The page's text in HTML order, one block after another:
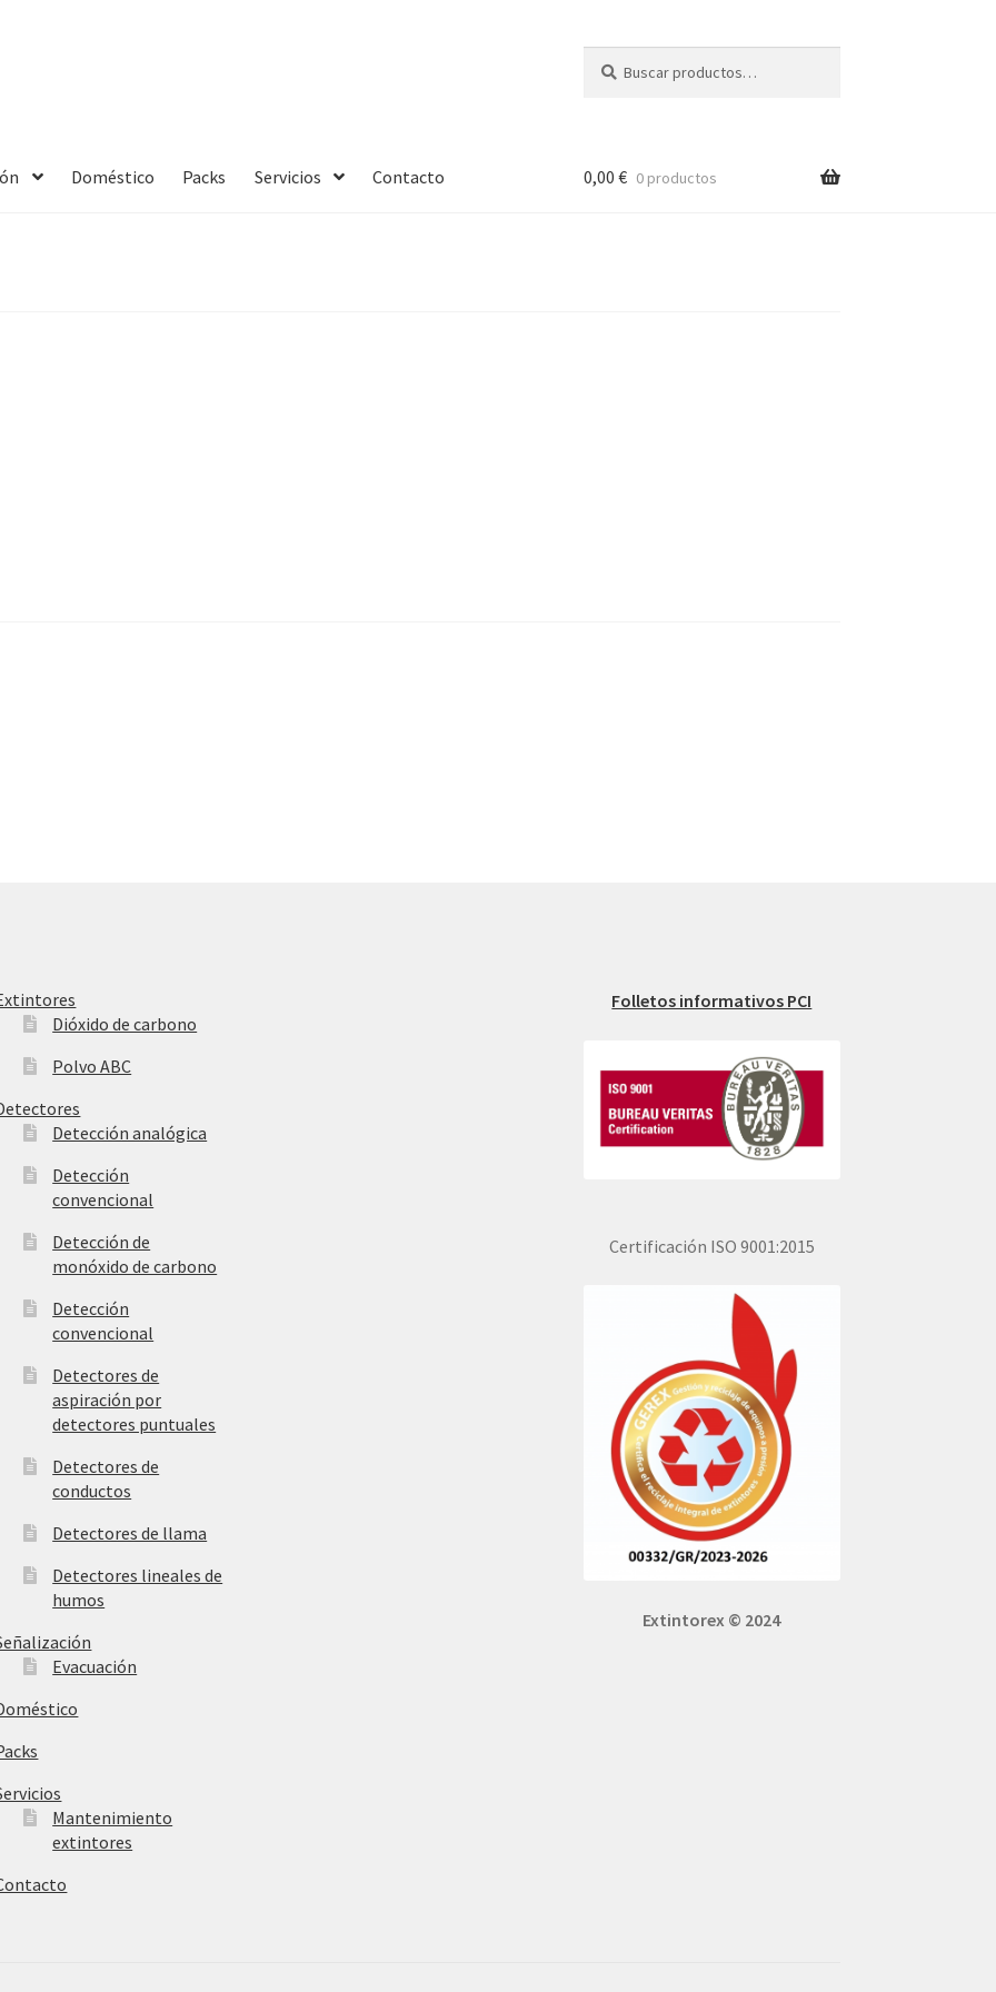
por:
Doméstico Packs Servicios Contacto 0,00 € 0 productos
Dióxido de carbono
Polvo ABC
Detección analógica
Detección
convencional
Detección de
monóxido de carbono
Detección
convencional
Detectores de
aspiración por
detectores puntuales
Detectores de
conductos
Detectores de llama
Detectores lineales de
humos
Evacuación
Mantenimiento
extintores
Folletos informativos PCI
Certificación ISO 9001:2015
Extintorex © 2024